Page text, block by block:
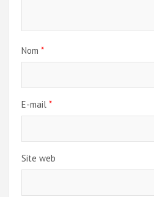
Nom *
E-mail *
Site web